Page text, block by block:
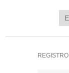
REGISTRO